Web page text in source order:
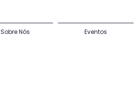
Sobre Nós Eventos